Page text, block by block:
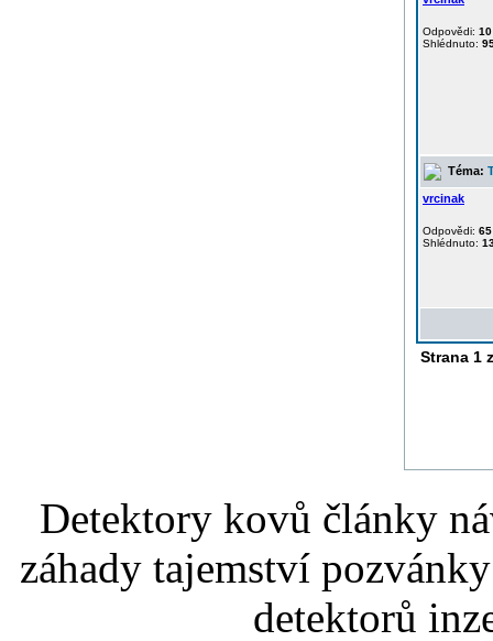
Odpovědi: 10
Shlédnuto:
Téma:
vrcinak
Odpovědi: 65
Shlédnuto:
Strana 1
Detektory kovů články
záhady tajemství
detektorů